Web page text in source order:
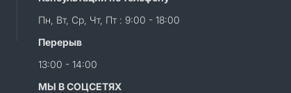
Пн, Вт, Ср, Чт, Пт : 9:00 - 18:00
Перерыв
13:00 - 14:00
МЫ В СОЦСЕТЯХ